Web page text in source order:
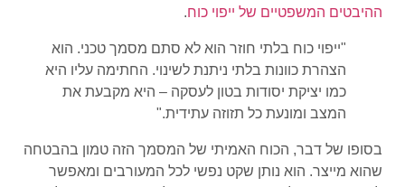
ההיבטים המשפטיים של ייפוי כוח.
"ייפוי כוח בלתי חוזר הוא לא סתם מסמך טכני. הוא
הצהרת כוונות בלתי ניתנת לשינוי. החתימה עליו היא
כמו יציקת יסודות בטון לעסקה – היא מקבעת את
המצב ומונעת כל תזוזה עתידית."
בסופו של דבר, הכוח האמיתי של המסמך הזה טמון בהבטחה
שהוא מייצר. הוא נותן שקט נפשי לכל המעורבים ומאפשר